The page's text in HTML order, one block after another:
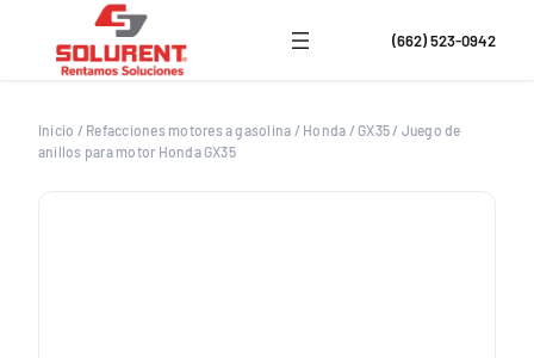
contenido
(662) 523-0942
Inicio / Refacciones motores a gasolina / Honda /GX35 / Juego de
anillos para motor Honda GX35